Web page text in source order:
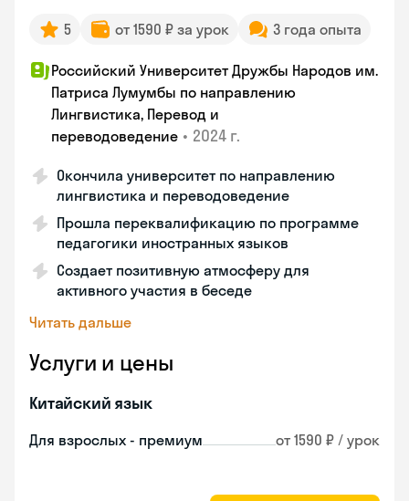
5 от 1590 ₽ за урок 3 года опыта
Российский Университет Дружбы Народов им.
Патриса Лумумбы по направлению
Лингвистика, Перевод и
переводоведение • 2024 г.
Окончила университет по направлению
лингвистика и переводоведение
Прошла переквалификацию по программе
педагогики иностранных языков
Создает позитивную атмосферу для
активного участия в беседе
Читать дальше
Услуги и цены
Китайский язык
Для взрослых - премиум от 1590 ₽ / урок